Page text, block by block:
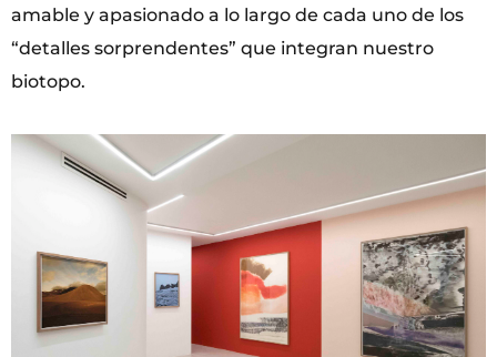
amable y apasionado a lo largo de cada uno de los
“detalles sorprendentes” que integran nuestro
biotopo.